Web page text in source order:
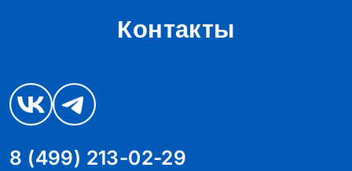
Контакты
8 (499) 213-02-29